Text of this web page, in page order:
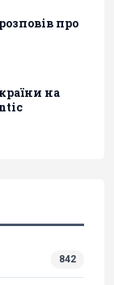
про
на
842